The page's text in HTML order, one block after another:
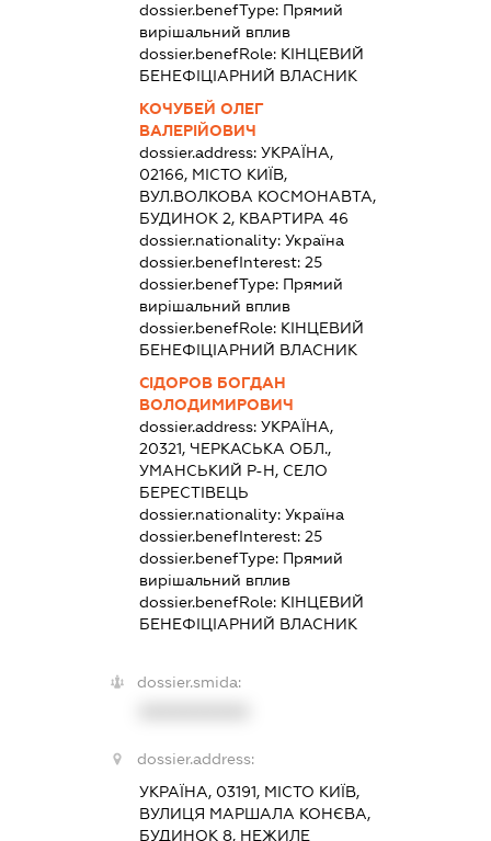
dossier.benefType: Прямий
вирішальний вплив
dossier.benefRole: КІНЦЕВИЙ
БЕНЕФІЦІАРНИЙ ВЛАСНИК
КОЧУБЕЙ ОЛЕГ
ВАЛЕРІЙОВИЧ
dossier.address: УКРАЇНА,
02166, МІСТО КИЇВ,
ВУЛ.ВОЛКОВА КОСМОНАВТА,
БУДИНОК 2, КВАРТИРА 46
dossier.nationality: Україна
dossier.benefInterest: 25
dossier.benefType: Прямий
вирішальний вплив
dossier.benefRole: КІНЦЕВИЙ
БЕНЕФІЦІАРНИЙ ВЛАСНИК
СІДОРОВ БОГДАН
ВОЛОДИМИРОВИЧ
dossier.address: УКРАЇНА,
20321, ЧЕРКАСЬКА ОБЛ.,
УМАНСЬКИЙ Р-Н, СЕЛО
БЕРЕСТІВЕЦЬ
dossier.nationality: Україна
dossier.benefInterest: 25
dossier.benefType: Прямий
вирішальний вплив
dossier.benefRole: КІНЦЕВИЙ
БЕНЕФІЦІАРНИЙ ВЛАСНИК
dossier.smida:
dossier.address:
УКРАЇНА, 03191, МІСТО КИЇВ,
ВУЛИЦЯ МАРШАЛА КОНЄВА,
БУДИНОК 8, НЕЖИЛЕ